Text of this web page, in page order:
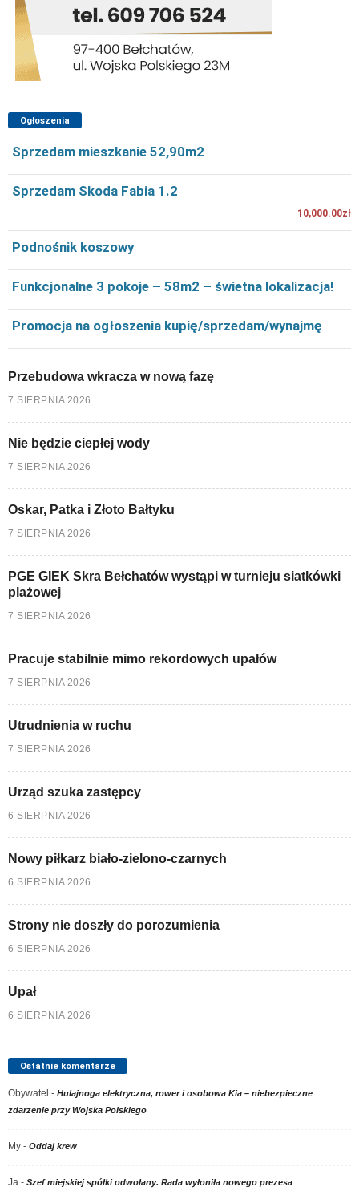
Ogłoszenia
Sprzedam mieszkanie 52,90m2
Sprzedam Skoda Fabia 1.2
10,000.00zł
Podnośnik koszowy
Funkcjonalne 3 pokoje – 58m2 – świetna lokalizacja!
Promocja na ogłoszenia kupię/sprzedam/wynajmę
Przebudowa wkracza w nową fazę
7 SIERPNIA 2026
Nie będzie ciepłej wody
7 SIERPNIA 2026
Oskar, Patka i Złoto Bałtyku
7 SIERPNIA 2026
PGE GIEK Skra Bełchatów wystąpi w turnieju siatkówki
plażowej
7 SIERPNIA 2026
Pracuje stabilnie mimo rekordowych upałów
7 SIERPNIA 2026
Utrudnienia w ruchu
7 SIERPNIA 2026
Urząd szuka zastępcy
6 SIERPNIA 2026
Nowy piłkarz biało-zielono-czarnych
6 SIERPNIA 2026
Strony nie doszły do porozumienia
6 SIERPNIA 2026
Upał
6 SIERPNIA 2026
Ostatnie komentarze
Obywatel - Hulajnoga elektryczna, rower i osobowa Kia – niebezpieczne
zdarzenie przy Wojska Polskiego
My - Oddaj krew
Ja - Szef miejskiej spółki odwołany. Rada wyłoniła nowego prezesa